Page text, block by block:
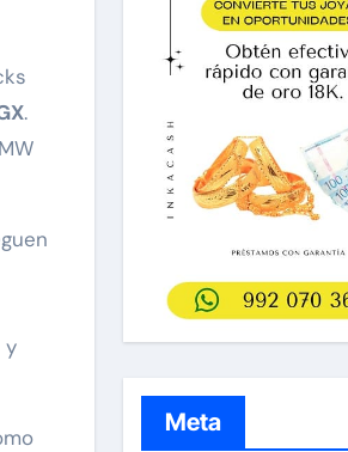
.
y
Meta